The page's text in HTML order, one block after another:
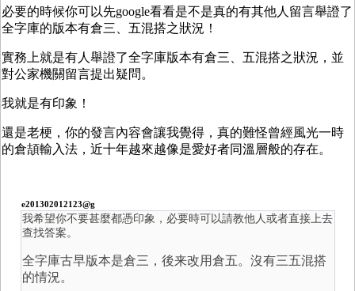
必要的時候你可以先google看看是不是真的有其他人留言舉證了
全字庫的版本有倉三、五混搭之狀況！
實務上就是有人舉證了全字庫版本有倉三、五混搭之狀況，並
對公家機關留言提出疑問。
我就是有印象！
還是老梗，你的發言內容會讓我覺得，真的難怪曾經風光一時
的倉頡輸入法，近十年越來越像是愛好者同溫層般的存在。
e201302012123@g
我希望你不要甚麼都憑印象，必要時可以請教他人或者直接上去
查找答案。
全字庫古早版本是倉三，後来改用倉五。沒有三五混搭
的情況。